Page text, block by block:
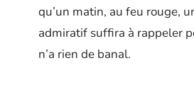
qu’un matin, au feu rouge,
admiratif suffira à rappeler
n’a rien de banal.